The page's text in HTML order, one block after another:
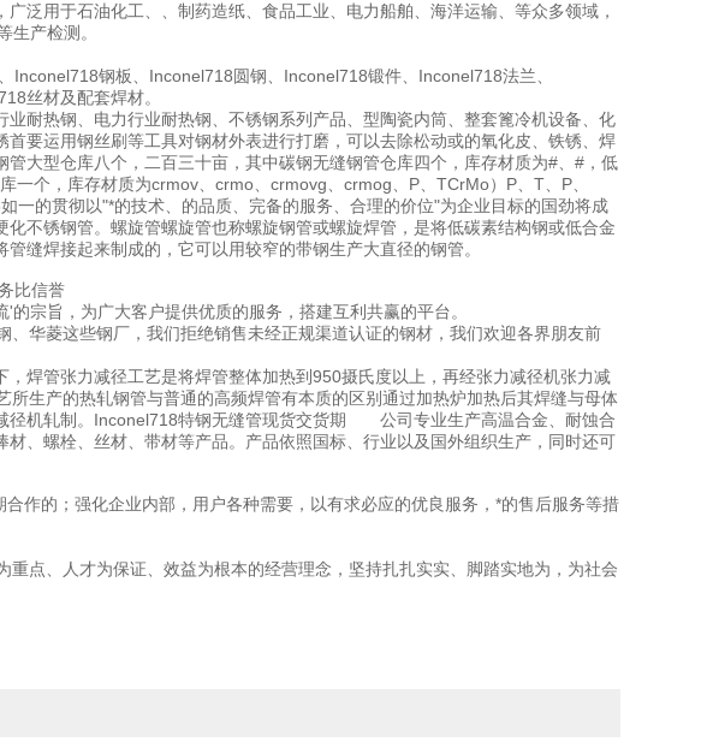
泛用于石油化工、、制药造纸、食品工业、电力船舶、海洋运输、等众多领域，
等生产检测。
钢板、Inconel718圆钢、Inconel718锻件、Inconel718法兰、
丝材及配套焊材。
热钢、电力行业耐热钢、不锈钢系列产品、型陶瓷内筒、整套篦冷机设备、化
要运用钢丝刷等工具对钢材外表进行打磨，可以去除松动或的氧化皮、铁锈、焊
型仓库八个，二百三十亩，其中碳钢无缝钢管仓库四个，库存材质为#、#，低
个，库存材质为crmov、crmo、crmovg、crmog、P、TCrMo）P、T、P、
的贯彻以"*的技术、的品质、完备的服务、合理的价位"为企业目标的国劲将成
不锈钢管。螺旋管螺旋管也称螺旋钢管或螺旋焊管，是将低碳素结构钢或低合金
缝焊接起来制成的，它可以用较窄的带钢生产大直径的钢管。
比信誉
宗旨，为广大客户提供优质的服务，搭建互利共赢的平台。
华菱这些钢厂，我们拒绝销售未经正规渠道认证的钢材，我们欢迎各界朋友前
管张力减径工艺是将焊管整体加热到950摄氏度以上，再经张力减径机张力减
生产的热轧钢管与普通的高频焊管有本质的区别通过加热炉加热后其焊缝与母体
径机轧制。Inconel718特钢无缝管现货交货期 公司专业生产高温合金、耐蚀合
、螺栓、丝材、带材等产品。产品依照国标、行业以及国外组织生产，同时还可
作的；强化企业内部，用户各种需要，以有求必应的优良服务，*的售后服务等措
点、人才为保证、效益为根本的经营理念，坚持扎扎实实、脚踏实地为，为社会